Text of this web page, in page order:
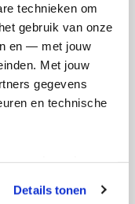
technieken om
gebruik van onze
en — met jouw
Met jouw
gegevens
en technische
moment wijzigen of
Details tonen